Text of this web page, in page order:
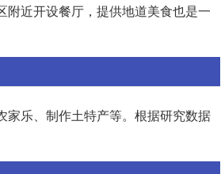
近开设餐厅，提供地道美食也是一
家乐、制作土特产等。根据研究数据